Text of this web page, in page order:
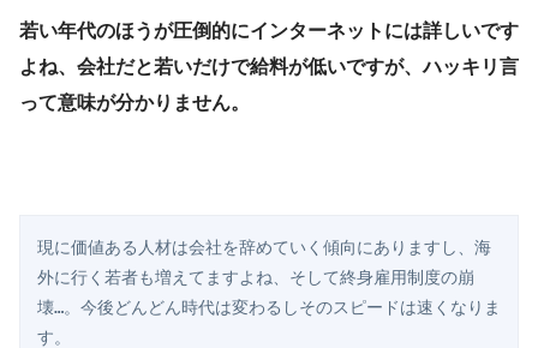
若い年代のほうが圧倒的にインターネットには詳しいです
よね、会社だと若いだけで給料が低いですが、ハッキリ言
って意味が分かりません。
現に価値ある人材は会社を辞めていく傾向にありますし、海
外に行く若者も増えてますよね、そして終身雇用制度の崩
壊…。今後どんどん時代は変わるしそのスピードは速くなりま
す。